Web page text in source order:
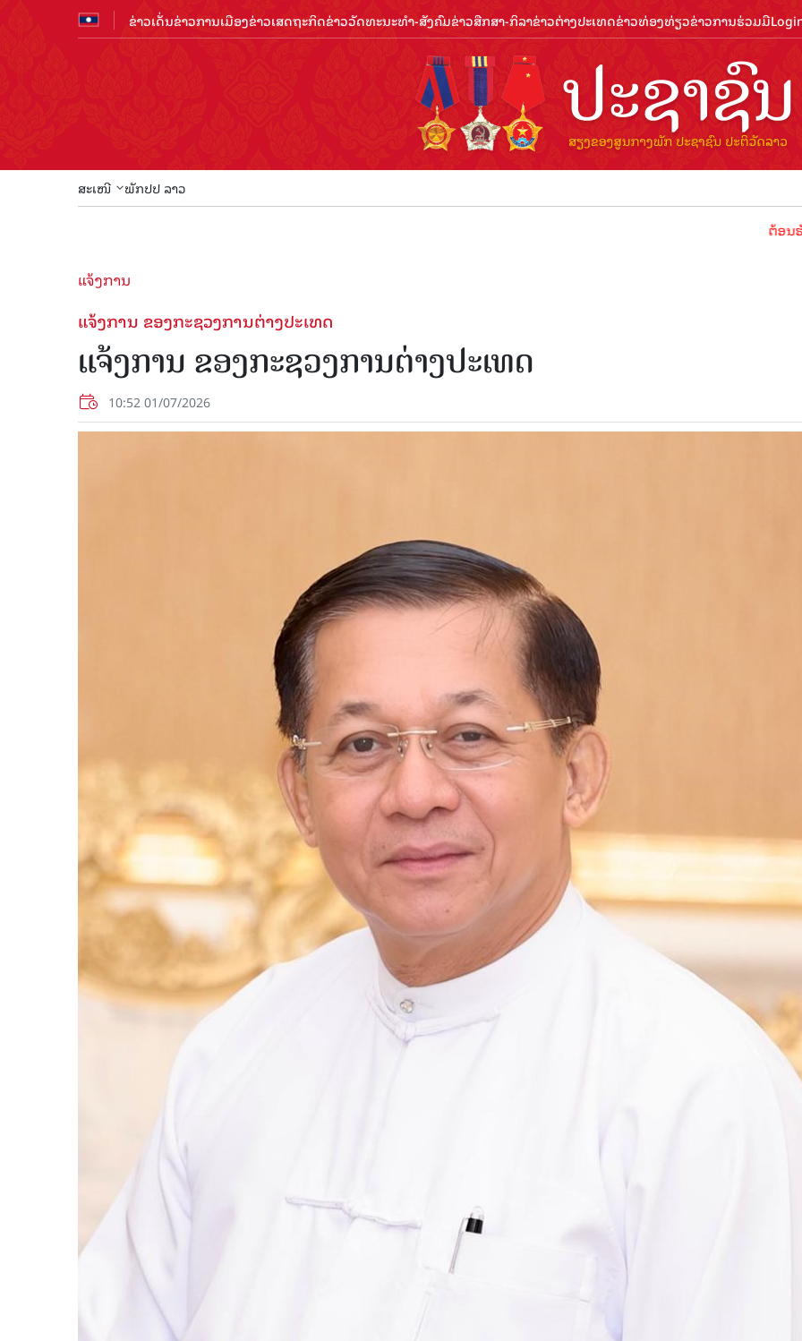
ຂ່າວເດັ່ນຂ່າວການເມືອງຂ່າວເສດຖະກິດຂ່າວວັດທະນະທຳ-ສັງຄົມຂ່າວສືກສາ-ກິລາຂ່າວຕ່າງປະເທດຂ່າວທ່ອງທ່ຽວຂ່າວການຮ່ວມມື
ສະເໜີ ພັກປປ ລາວ
ຕ້ອນຮັບປີທ່ອ
ແຈ້ງການ
ແຈ້ງການ ຂອງກະຊວງການຕ່າງປະເທດ
ແຈ້ງການ ຂອງກະຊວງການຕ່າງປະເທດ
10:52 01/07/2026